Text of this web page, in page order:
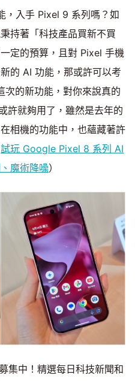
，入手 Pixel 9 系列嗎？如
持著「科技產品買新不買
定的預算，且對 Pixel 手機
的 AI 功能，那或許可以考
的新功能，對你來說真的
許就夠用了，雖然是去年的
相機的功能中，也蘊藏著許
試玩 Google Pixel 8 系列 AI
魔術降噪）
集中！精選每日科技新聞和